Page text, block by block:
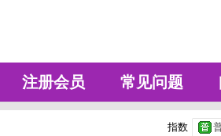
注册会员 常见问题
指数